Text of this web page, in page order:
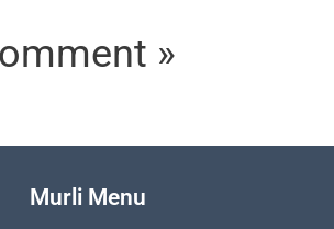
Murli Menu